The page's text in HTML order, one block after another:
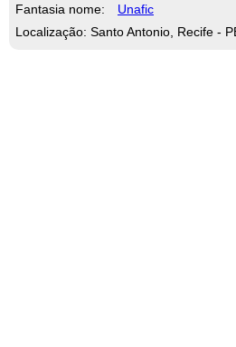
Fantasia nome:
Unafic
Localização: Santo Antonio, Recife -